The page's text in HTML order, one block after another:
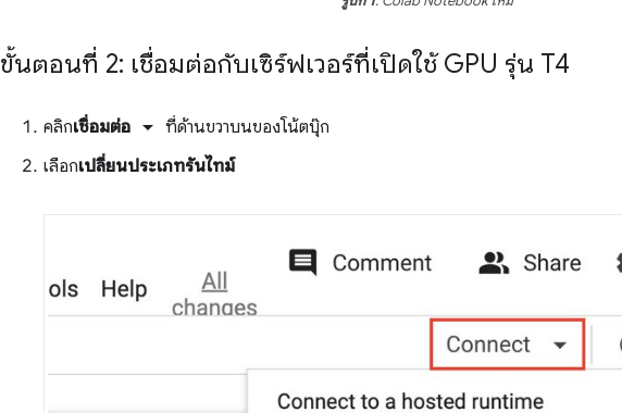
ขั้นตอนที่ 2: เชื่อมต่อกับเซิร์ฟเวอร์ที่เปิดใช้ GPU รุ่น T4
คลิกเชื่อมต่อ arrow_drop_down ที่ด้านขวาบนของโน้ตบุ๊ก
เลือกเปลี่ยนประเภทรันไทม์